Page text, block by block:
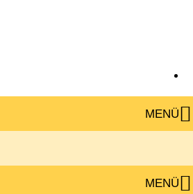
MENÜ
MENÜ